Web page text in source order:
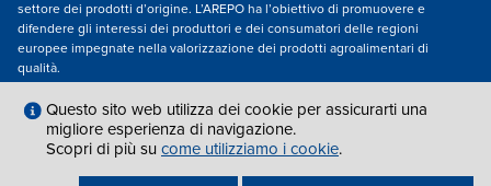
settore dei prodotti d’origine. L’AREPO ha l’obiettivo di promuovere e
difendere gli interessi dei produttori e dei consumatori delle regioni
europee impegnate nella valorizzazione dei prodotti agroalimentari di
qualità.
Seguici su
Questo sito web utilizza dei cookie per assicurarti una
migliore esperienza di navigazione.
Scopri di più su come utilizziamo i cookie.